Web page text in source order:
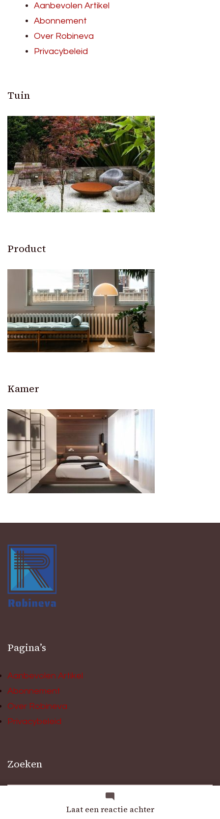
Laat een reactie achterop
Aanbevolen Artikel
Abonnement
Over Robineva
Privacybeleid
Tuin
Product
Kamer
Pagina’s
Aanbevolen Artikel
Abonnement
Over Robineva
Privacybeleid
Zoeken